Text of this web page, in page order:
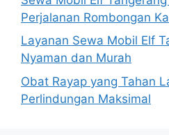
Perjalanan Rombongan
Layanan Sewa Mobil Elf
Nyaman dan Murah
Obat Rayap yang Tahan
Perlindungan Maksimal